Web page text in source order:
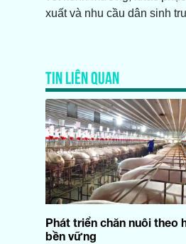
xuất và nhu cầu dân sinh
TIN LIÊN QUAN
Phát triển chăn nuôi theo
bền vững